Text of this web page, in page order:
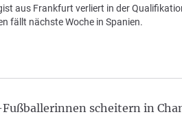
aus Frankfurt verliert in der
fällt nächste Woche in Spanien.
scheitern in